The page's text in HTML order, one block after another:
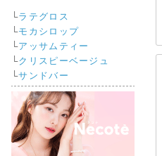
└ラテグロス
└モカシロップ
└アッサムティー
└クリスピーベージュ
└サンドバー